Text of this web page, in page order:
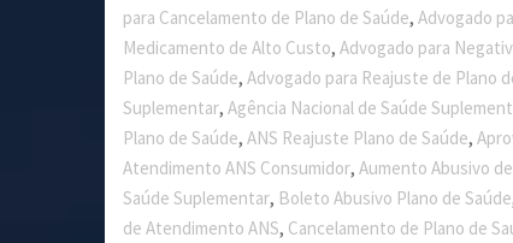
para Cancelamento de Plano de Saúde,Advogado
Medicamento de Alto Custo,Advogado para
Plano de Saúde,Advogado para Reajuste de Plano
Suplementar,Agência Nacional de Saúde
Plano de Saúde,ANS Reajuste Plano de Saúde,
Atendimento ANS Consumidor,Aumento Abusivo
Saúde Suplementar, Boleto Abusivo Plano de Saúde
de Atendimento ANS, Cancelamento de Plano de